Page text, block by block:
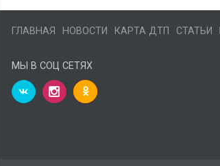
ГЛАВНАЯ НОВОСТИ КАРТА ДТП СТАТЬИ
МЫ В СОЦ СЕТЯХ